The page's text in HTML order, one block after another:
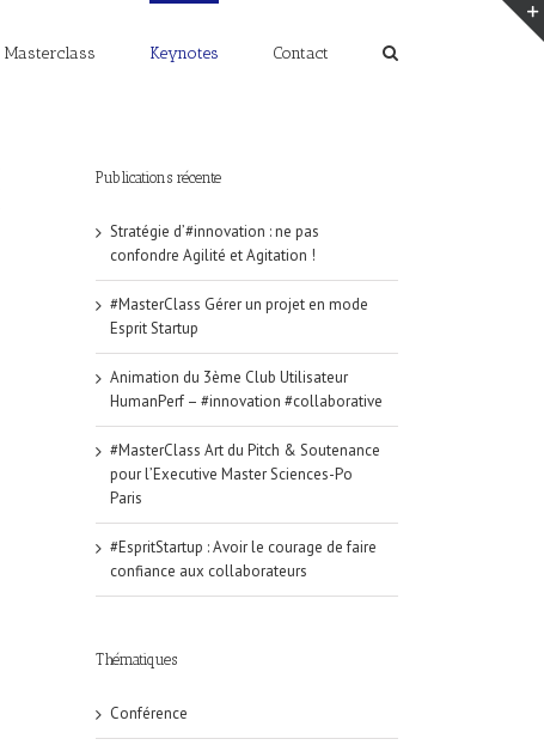
Masterclass Keynotes Contact
Publications récente
Stratégie d’#innovation : ne pas
confondre Agilité et Agitation !
#MasterClass Gérer un projet en mode
Esprit Startup
Animation du 3ème Club Utilisateur
HumanPerf – #innovation #collaborative
#MasterClass Art du Pitch & Soutenance
pour l’Executive Master Sciences-Po
Paris
#EspritStartup : Avoir le courage de faire
confiance aux collaborateurs
Thématiques
Conférence